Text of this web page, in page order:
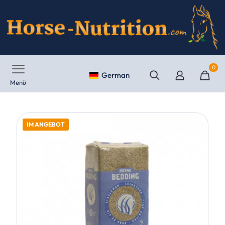
Menü
German
0
IM ANGEBOT